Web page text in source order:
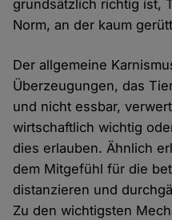
grundsätzlich richtig ist,
Norm, an der kaum
Der allgemeine
Überzeugungen, das
und nicht essbar,
wirtschaftlich wichtig
dies erlauben. Ähnlich
dem Mitgefühl für die
distanzieren und
Zu den wichtigsten